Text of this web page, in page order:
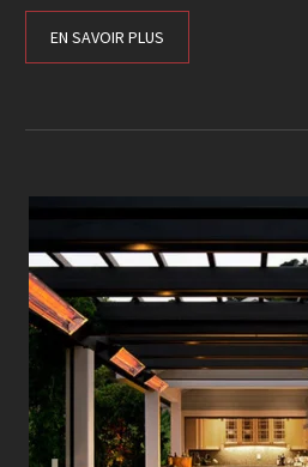
EN SAVOIR PLUS